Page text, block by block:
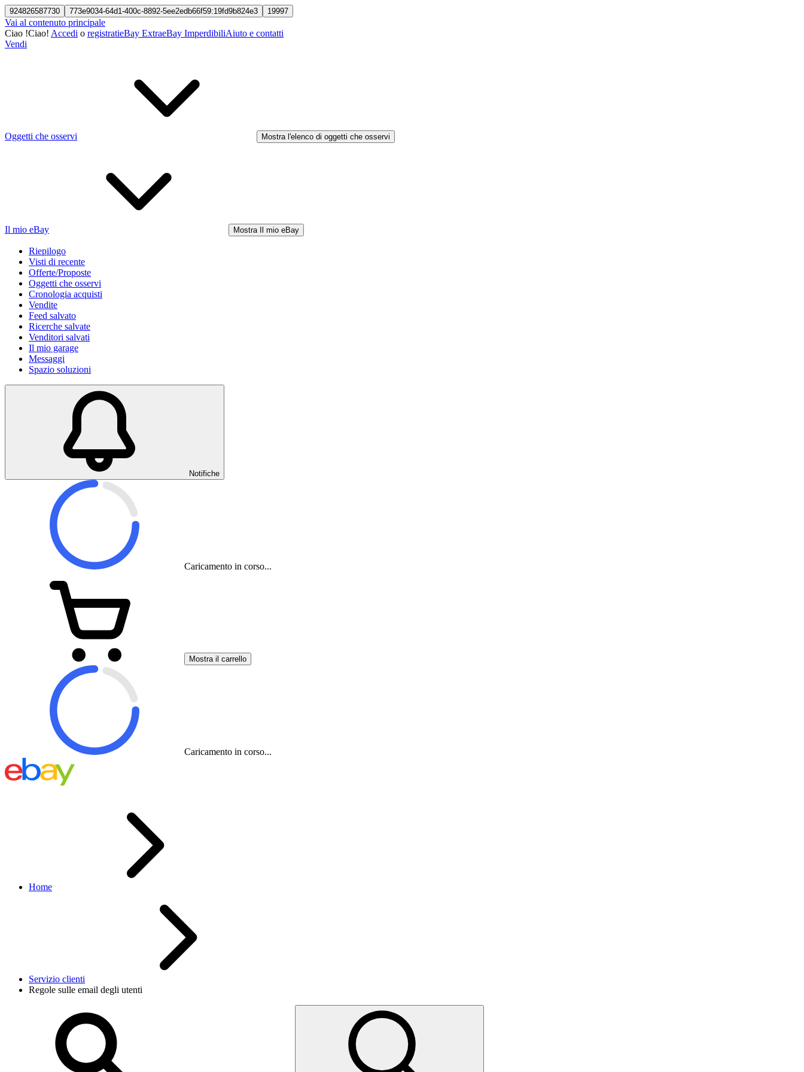
924826587730 773e9034-64d1-400c-8892-5ee2edb66f59:19fd9b824e3 19997
Vai al contenuto principale
Ciao !Ciao! Accedi o registratieBay ExtraeBay ImperdibiliAiuto e contatti
Vendi
Oggetti che osservi Mostra l'elenco di oggetti che osservi
Il mio eBay Mostra Il mio eBay
Riepilogo
Visti di recente
Offerte/Proposte
Oggetti che osservi
Cronologia acquisti
Vendite
Feed salvato
Ricerche salvate
Venditori salvati
Il mio garage
Messaggi
Spazio soluzioni
Notifiche
Caricamento in corso...
Mostra il carrello
Caricamento in corso...
Home
Servizio clienti
Regole sulle email degli utenti